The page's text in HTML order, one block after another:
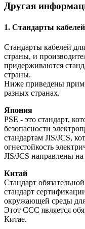
Другая
1. Стандарты
Стандарты кабелей
страны, и
придерживаются
страны.
Ниже приведены
разных странах.
Япония
PSE - это стандарт,
безопасности
стандартам JIS/JCS,
огнестойкость
JIS/JCS направлены
Китай
Стандарт
стандарт
окружающей среды
Этот CCC является
Китае.